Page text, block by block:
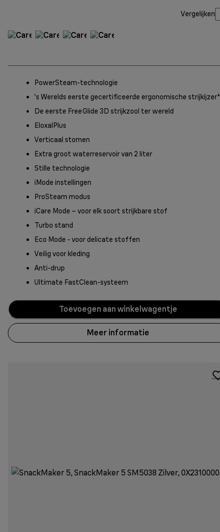
Vergelijken
PowerSteam-technologie
's Werelds eerste gecertificeerde ergonomische strijkijzer*
De eerste FreeGlide 3D strijkzool ter wereld
EloxalPlus
Verticaal stomen
Extra groot waterreservoir van 2 liter
Stille technologie
iMode instellingen
ProSteam modus
iCare Mode – voor elk soort strijkbare stof
Turbo stand
Eco Mode - voor delicate stoffen
Veilig voor kleding
Anti-drup
Ultimate FastClean-systeem
Toevoegen aan winkelwagentje
Meer informatie